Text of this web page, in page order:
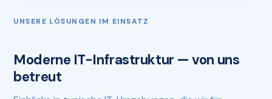
UNSERE LÖSUNGEN IM EINSATZ
Moderne IT-Infrastruktur — von uns
betreut